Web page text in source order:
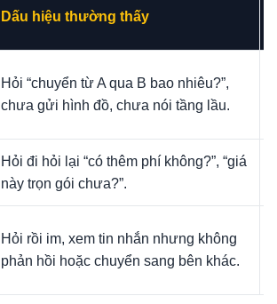
Dấu hiệu thường thấy
Hỏi “chuyển từ A qua B bao nhiêu?”,
chưa gửi hình đồ, chưa nói tầng lầu.
Hỏi đi hỏi lại “có thêm phí không?”, “giá
này trọn gói chưa?”.
Hỏi rồi im, xem tin nhắn nhưng không
phản hồi hoặc chuyển sang bên khác.